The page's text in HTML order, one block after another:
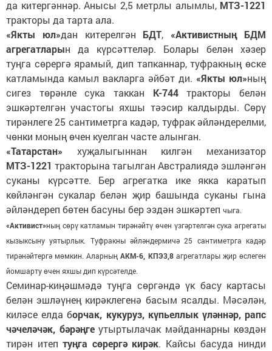
да китергәннәр. Анысы 2,5 метрлы алымлы, МТЗ-1221
тракторы да тарта ала.
«Якты юл»дан китерелгән БДТ, «Активистның БДМ
агрегатларын да күрсәттеләр. Болары белән хәзер
туңга сөрергә ярамый, дип тапканнар, туфракның өске
катламында камыл вакларга әйбәт ди. «Якты юл»ның
сигез төрәнле сука таккан К-744тракторы белән
эшкәртелгән участогы яхшы тәэсир калдырды. Сөрү
тирәнлеге 25 сантиметрга кадәр, туфрак әйләндерелми,
чөнки моның өчен куелган часте алынган.
«Татарстан» хуҗалыгыннан килгән механизатор
МТЗ-1221 тракторына тагылган Австралиядә эшләнгән
суканы күрсәтте. Бер агрегатка ике якка каратып
көйләнгән сукалар белән җир башында суканы гына
әйләндереп бөтен басуны бер эздән эшкәртеп чыга.
«Активист»ның сөрү катламын тирәнәйтү өчен үзгәртелгән сука агрегаты
кызыксыну уятырлык. Туфракны әйләндермичә 25 сантиметрга кадәр
тирәнәйтергә мөмкин. АларныңАКМ-6, КПЭ3,8агрегатлары җир өслеген
йомшарту өчен яхшы дип күрсәтелде.
Семинар-киңәшмәдә туңга сөргәндә үк басу картасы
белән эшләүнең кирәклегенә басым ясалды. Мәсәлән,
киләсе елда борчак, кукуруз, күпьеллык үләннәр, рапс
чәчеләчәк, бәрәңгеутыртылачак мәйданнарны көздән
тирән итептуңга сөрергә кирәк. Кайсы басуда нинди